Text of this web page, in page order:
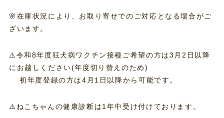
🌸在庫状況により、お取り寄せでのご対応となる場合がご
ざいます。
⚠️令和8年度狂犬病ワクチン接種ご希望の方は3月2日以降
にお越しください(年度切り替えのため)
初年度登録の方は4月1日以降から可能です。
⚠️ねこちゃんの健康診断は1年中受け付けております。